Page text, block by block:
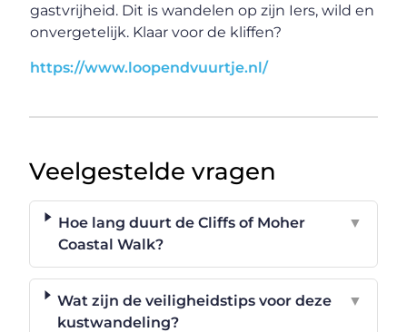
gastvrijheid. Dit is wandelen op zijn Iers, wild en
onvergetelijk. Klaar voor de kliffen?
https://www.loopendvuurtje.nl/
Veelgestelde vragen
Hoe lang duurt de Cliffs of Moher
Coastal Walk?
▼
Wat zijn de veiligheidstips voor deze
kustwandeling?
▼